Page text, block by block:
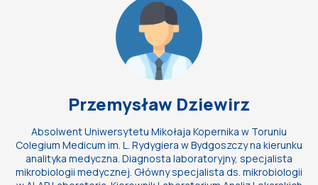
Przemysław Dziewirz
Absolwent Uniwersytetu Mikołaja Kopernika w Toruniu
Colegium Medicum im. L. Rydygiera w Bydgoszczy na kierunku
analityka medyczna. Diagnosta laboratoryjny, specjalista
mikrobiologii medycznej. Główny specjalista ds. mikrobiologii